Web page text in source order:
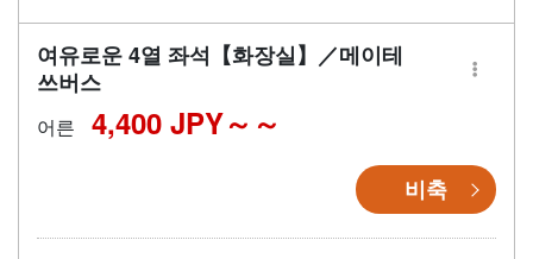
여유로운 4열 좌석【화장실】／메이테
쓰버스
어른 4,400 JPY～
비축